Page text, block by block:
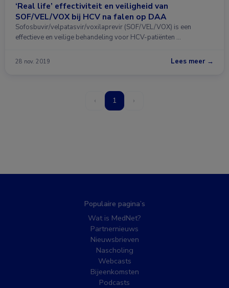
‘Real life’ effectiviteit en veiligheid van
SOF/VEL/VOX bij HCV na falen op DAA
Sofosbuvir/velpatasvir/voxilaprevir (SOF/VEL/VOX) is een
effectieve en veilige behandeling voor HCV-patiënten …
28 nov. 2019 Lees meer →
‹ 1 ›
Populaire pagina’s
Wat is MedNet?
Partnernieuws
Nieuwsbrieven
Nascholing
Webcasts
Bijeenkomsten
Podcasts